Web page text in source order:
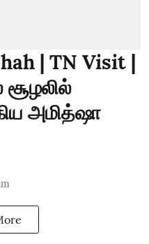
| TN Visit |
சூழலில்
அமித்ஷா